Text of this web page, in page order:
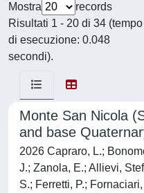
Mostra
records
Risultati 1 - 20 di 34 (tempo
di esecuzione: 0.048
secondi).
Monte San Nicola
and base
2026 Capraro, L.;
J.; Zanola, E.; Allievi,
S.; Ferretti, P.;